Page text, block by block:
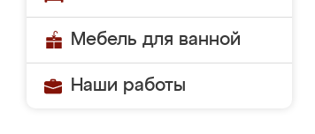
Мебель для ванной
Наши работы